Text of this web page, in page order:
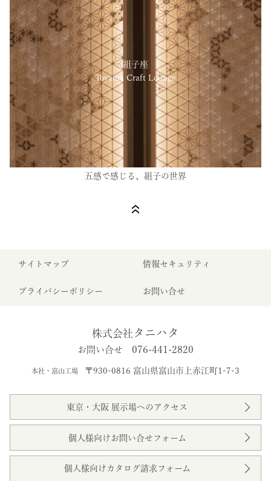
組子座
Toyama Craft Lounge
五感で感じる、組子の世界
サイトマップ 情報セキュリティ
プライバシーポリシー お問い合せ
株式会社 タニハタ
お問い合せ 076-441-2820
本社・富山工場 〒930-0816 富山県富山市上赤江町1-7-3
東京・大阪 展示場へのアクセス
個人様向けお問い合せフォーム
個人様向けカタログ請求フォーム